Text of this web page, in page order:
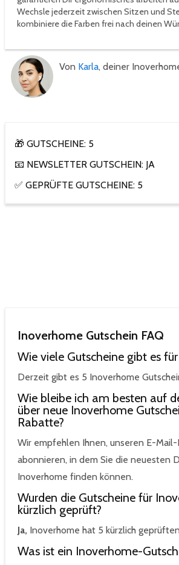
Wechsle jederzeit zwischen Sitzen und
kombiniere die Farben frei nach deinen
Von Karla, deiner
🎁 GUTSCHEINE: 5
📧 NEWSLETTER GUTSCHEIN: JA
✅ GEPRÜFTE GUTSCHEINE: 5
Inoverhome Gutschein FAQ
Wie viele Gutscheine gibt es
Derzeit gibt es 5 Inoverhome
Wie bleibe ich am besten auf
über neue Inoverhome
Rabatte?
Wir empfehlen Ihnen, unseren E-
abonnieren, in dem Sie die neuesten
Inoverhome finden können.
Wurden die Gutscheine für
kürzlich geprüft?
Ja, Inoverhome hat 5 kürzlich
Was ist ein Inoverhome-